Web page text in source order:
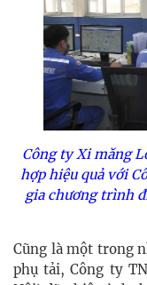
Công ty Xi măng
hợp hiệu quả với
gia chương trình
Cũng là một trong
phụ tải, Công ty